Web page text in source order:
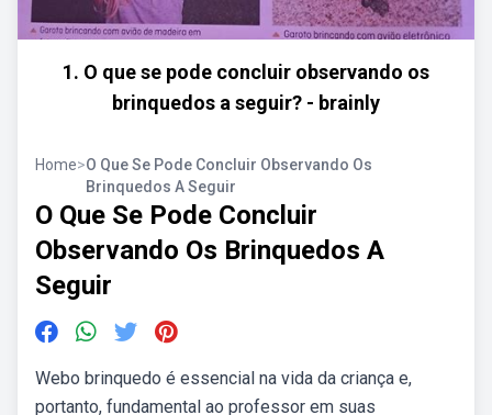
1. O que se pode concluir observando os
brinquedos a seguir? - brainly
Home>O Que Se Pode Concluir Observando Os
Brinquedos A Seguir
O Que Se Pode Concluir
Observando Os Brinquedos A
Seguir
Webo brinquedo é essencial na vida da criança e,
portanto, fundamental ao professor em suas